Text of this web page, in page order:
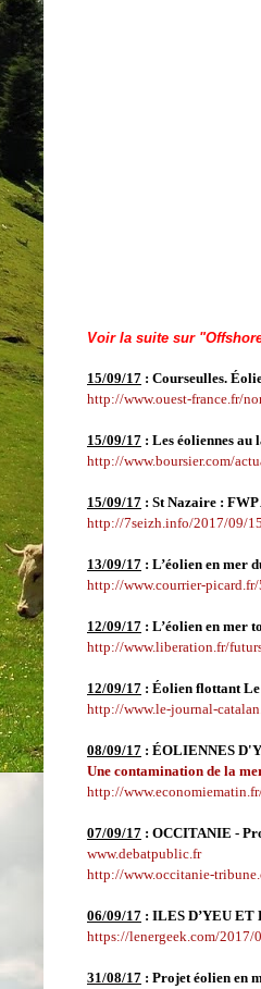
Voir la suite sur
15/09/17 : Courseulles.
http://www.ouest-france.fr/
15/09/17 : Les éoliennes au
http://www.boursier.com/
15/09/17 : St Nazaire :
http://7seizh.info/2017/09/
13/09/17 : L’éolien en mer
http://www.courrier-
12/09/17 : L’éolien en mer
http://www.liberation.fr/
12/09/17 : Éolien flottant Le
http://www.le-journal-
08/09/17 : ÉOLIENNES
Une contamination de la
http://
07/09/17 : OCCITANIE -
www.debatpublic.fr
http://www.occitanie-
06/09/17 : ILES D’YEU ET
https://lenergeek.com/
31/08/17 : Projet éolien en